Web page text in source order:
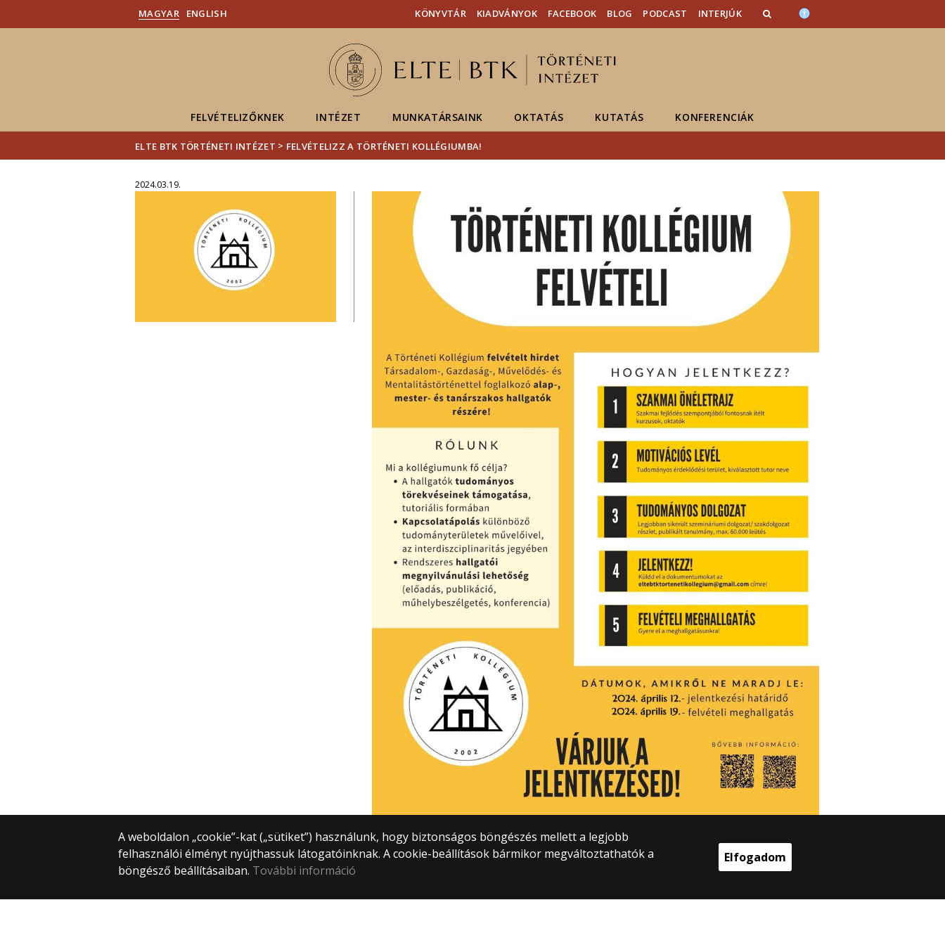
Hírek
Események
ELTE a
MAGYAR ENGLISH KÖNYVTÁR KIADVÁNYOK FACEBOOK BLOG PODCAST INTERJÚK
FELVÉTELIZŐKNEK INTÉZET MUNKATÁRSAINK OKTATÁS KUTATÁS KONFERENCIÁK
ELTE BTK TÖRTÉNETI INTÉZET > FELVÉTELIZZ A TÖRTÉNETI KOLLÉGIUMBA!
2024.03.19.
A weboldalon „cookie”-kat („sütiket”) használunk, hogy biztonságos böngészés mellett a legjobb
felhasználói élményt nyújthassuk látogatóinknak. A cookie-beállítások bármikor megváltoztathatók a
böngésző beállításaiban. További információ
Elfogadom
© 2023 ELTE BTK Történeti Intézet